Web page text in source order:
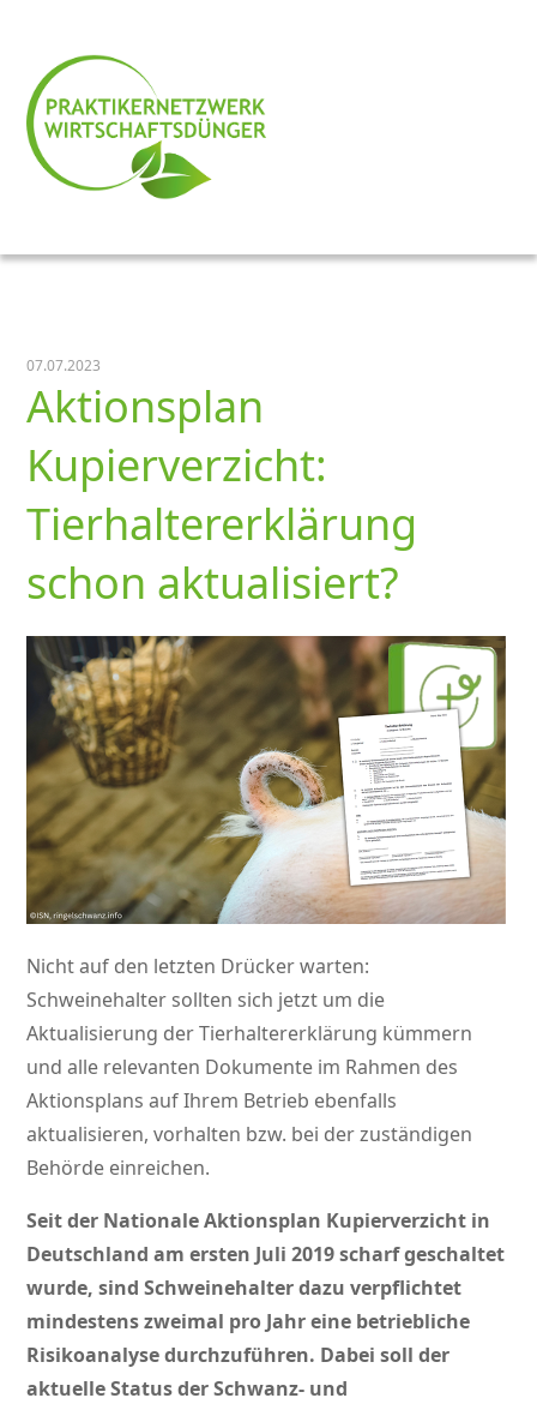
07.07.2023
Aktionsplan
Kupierverzicht:
Tierhaltererklärung
schon aktualisiert?
Nicht auf den letzten Drücker warten:
Schweinehalter sollten sich jetzt um die
Aktualisierung der Tierhaltererklärung kümmern
und alle relevanten Dokumente im Rahmen des
Aktionsplans auf Ihrem Betrieb ebenfalls
aktualisieren, vorhalten bzw. bei der zuständigen
Behörde einreichen.
Seit der Nationale Aktionsplan Kupierverzicht in
Deutschland am ersten Juli 2019 scharf geschaltet
wurde, sind Schweinehalter dazu verpflichtet
mindestens zweimal pro Jahr eine betriebliche
Risikoanalyse durchzuführen. Dabei soll der
aktuelle Status der Schwanz- und